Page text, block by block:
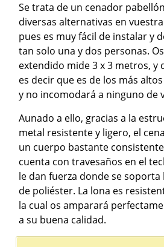
Se trata de un cenador
diversas alternativas en
pues es muy fácil de instalar y
tan solo una y dos personas.
extendido mide 3 x 3 metros, y
es decir que es de los más
y no incomodará a ninguno de
Aunado a ello, gracias a la
metal resistente y ligero, el
un cuerpo bastante
cuenta con travesaños en el
le dan fuerza donde se
de poliéster. La lona es
la cual os amparará
a su buena calidad.